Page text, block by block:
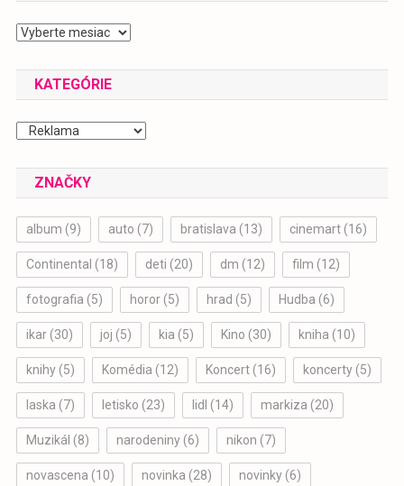
2019-
KATEGÓRIE
Kategórie
ZNAČKY
album (9) auto (7) bratislava (13) cinemart(16)
Continental (18) deti (20) dm (12) film (12)
fotografia (5) horor(5) hrad (5) Hudba (6)
ikar(30) joj (5) kia (5) Kino (30) kniha (10)
knihy(5) Komédia (12) Koncert(16) koncerty(5)
laska (7) letisko (23) lidl (14) markiza (20)
Muzikál (8) narodeniny(6) nikon (7)
novascena (10) novinka (28) novinky(6)